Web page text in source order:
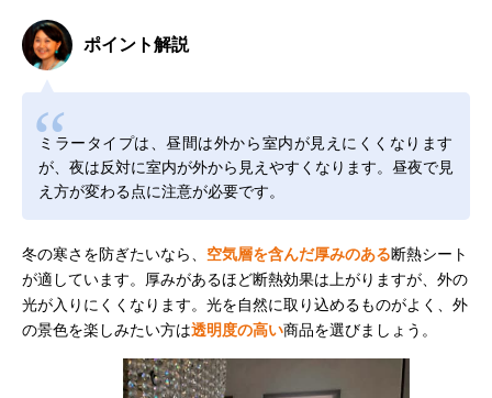
ポイント解説
ミラータイプは、昼間は外から室内が見えにくくなります
が、夜は反対に室内が外から見えやすくなります。昼夜で見
え方が変わる点に注意が必要です。
冬の寒さを防ぎたいなら、 空気層を含んだ厚みのある断熱シート
が適しています。厚みがあるほど断熱効果は上がりますが、外の
光が入りにくくなります。光を自然に取り込めるものがよく、外
の景色を楽しみたい方は透明度の高い商品を選びましょう。